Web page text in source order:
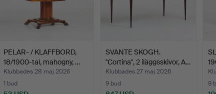
PELAR- / KLAFFBORD,
18/1900-tal, mahogny, …
Klubbades 28 maj 2026
1 bud
SVANTE SKOGH.
"Cortina", 2 iläggsskivor, A…
Klubbades 27 maj 2026
9 bud
9